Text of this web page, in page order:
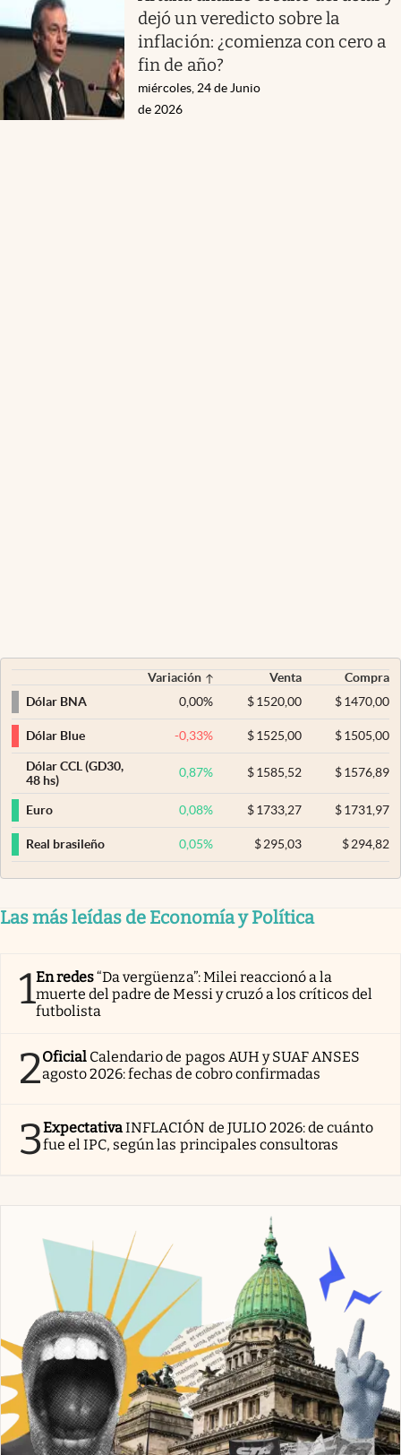
dejó un veredicto sobre la
inflación: ¿comienza con cero a
fin de año?
miércoles, 24 de Junio
de 2026
Variación Venta
Compra
Dólar BNA
0,00% $ 1520,00 $1470,00
Dólar Blue -0,33% $ 1525,00 $1505,00
Dólar CCL (GD30,
48 hs)
0,87% $ 1585,52 $1576,89
Euro 0,08% $ 1733,27 $1731,97
Real brasileño 0,05% $ 295,03 $294,82
Las más leídas de Economía y Política
1En redes“Da vergüenza”: Milei reaccionó a la
muerte del padre de Messi y cruzó a los críticos del
futbolista
2Oficial Calendario de pagos AUH y SUAF ANSES
agosto 2026: fechas de cobro confirmadas
3ExpectativaINFLACIÓN de JULIO 2026: de cuánto
fue el IPC, según las principales consultoras